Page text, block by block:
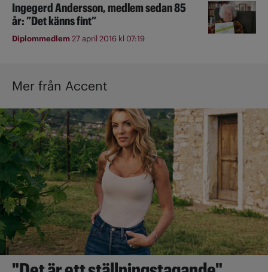
Ingegerd Andersson, medlem sedan 85
år: ”Det känns fint”
Diplommedlem27 april 2016 kl 07:19
Mer från Accent